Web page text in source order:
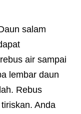
salam
air sampai
lembar daun
Rebus
Anda